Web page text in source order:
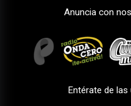
Anuncia con
Entérate de